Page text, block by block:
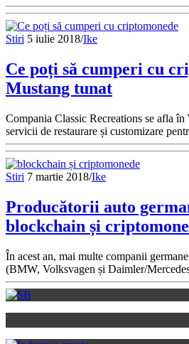
Stiri 5 iulie 2018/Ike
Ce poți să cumperi cu
Mustang tunat
Compania Classic Recreations se afla
servicii de restaurare și customizare
Stiri 7 martie 2018/Ike
Producătorii auto
blockchain și
În acest an, mai multe companii
(BMW, Volksvagen și Daimler/